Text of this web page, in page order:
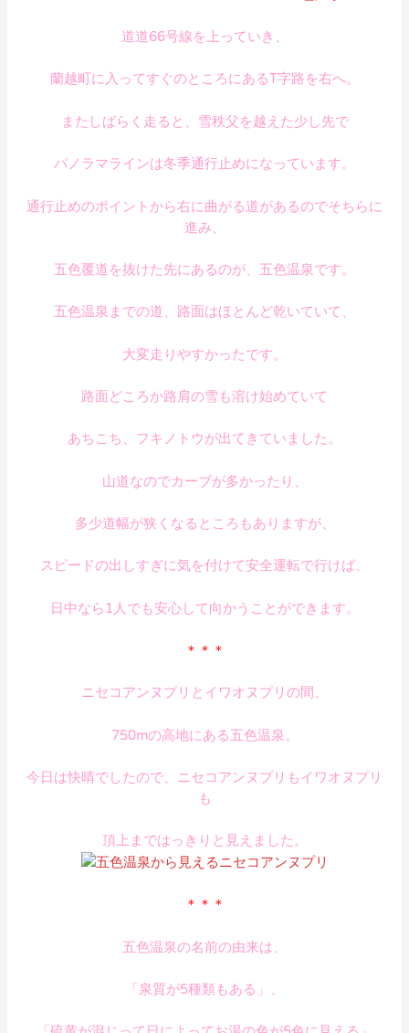
道道66号線を上っていき、
蘭越町に入ってすぐのところにあるT字路を右へ。
またしばらく走ると、雪秩父を越えた少し先で
パノラマラインは冬季通行止めになっています。
通行止めのポイントから右に曲がる道があるのでそちらに
進み、
五色覆道を抜けた先にあるのが、五色温泉です。
五色温泉までの道、路面はほとんど乾いていて、
大変走りやすかったです。
路面どころか路肩の雪も溶け始めていて
あちこち、フキノトウが出てきていました。
山道なのでカーブが多かったり、
多少道幅が狭くなるところもありますが、
スピードの出しすぎに気を付けて安全運転で行けば、
日中なら1人でも安心して向かうことができます。
＊＊＊
ニセコアンヌプリとイワオヌプリの間、
750mの高地にある五色温泉。
今日は快晴でしたので、ニセコアンヌプリもイワオヌプリ
も
頂上まではっきりと見えました。
＊＊＊
五色温泉の名前の由来は、
「泉質が5種類もある」、